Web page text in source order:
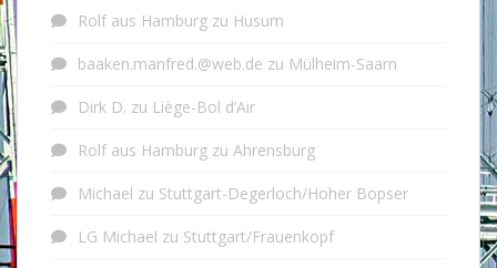
Rolf aus Hamburg zu Husum
baaken.manfred.@web.de zu Mülheim-Saarn
Dirk D. zu Liège-Bol d’Air
Rolf aus Hamburg zu Ahrensburg
Michael zu Stuttgart-Degerloch/Hoher Bopser
LG Michael zu Stuttgart/Frauenkopf